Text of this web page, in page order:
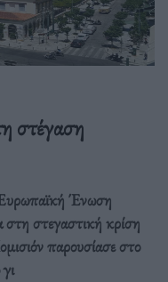
στέγαση
Ένωση
στη στεγαστική κρίση
παρουσίασε στο